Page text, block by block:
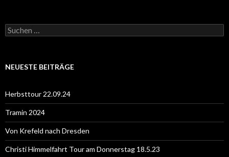
S
u
e
a
c
h
:
NEUESTE BEITRÄGE
Herbsttour 22.09.24
Tramin 2024
Von Krefeld nach Dresden
Christi Himmelfahrt Tour am Donnerstag 18.5.23